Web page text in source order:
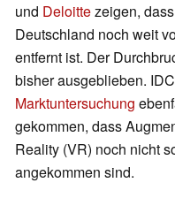
und Deloittezeigen,
Deutschland noch weit
entfernt ist. Der
bisher ausgeblieben.
Marktuntersuchung
gekommen, dass
Reality (VR) noch nicht
angekommen sind.